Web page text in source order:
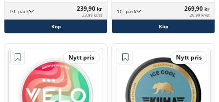
10 -pack 239,90 kr
23,99 kr/st
Köp
10 -pack 269,90 kr
26,99 kr/st
Köp
Nytt pris Nytt pris